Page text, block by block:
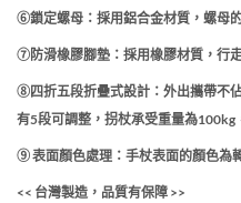
⑥鎖定螺母：採用鋁合金材質，螺母
⑦防滑橡膠腳墊：採用橡膠材質，行
⑧四折五段折疊式設計：外出攜帶不
有5段可調整，拐杖承受重量為100kg
⑨ 表面顏色處理：手杖表面的顏色為
<< 台灣製造，品質有保障 >>